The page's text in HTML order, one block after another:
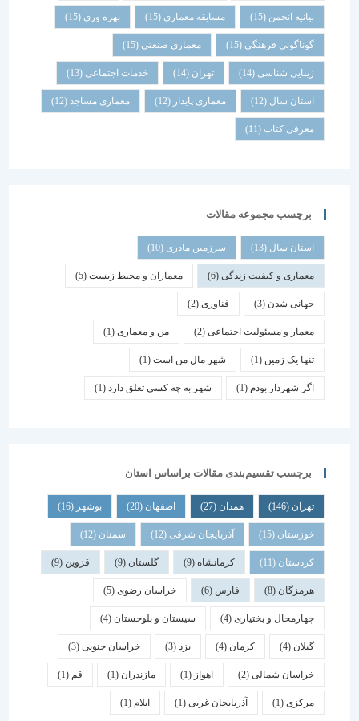
بیانیه انجمن(15) مسابقه معماری (15) بهره وری(15)
گوناگونی فرهنگی (15) معماری صنعتی(15)
زیبایی شناسی (14) تهران خدمات اجتماعی (13)
استان سال(12) معماری پایدار (12) معماری مساجد(12)
معرفی کتاب(11)
برچسب مجموعه مقالات
استان سال(13) سرزمین مادری(10)
معماری و کیفیت زندگی(6) معماران و محیط زیست(5)
جهانی شدن(3) فناوری (2)
معمار و مسئولیت اجتماعی (2) من و معماری (1)
تنها یک زمین(1) شهر مال من است(1)
اگر شهردار بودم (1) شهر به چه کسی تعلق دارد(1)
برچسب تقسیم‌بندی مقالات براساس استان
همدان اصفهان (20) بوشهر
خوزستان(15) آذربایجان شرقی(12) سمنان (12)
کردستان(11) کرمانشاه(9) گلستان (9) قزوین
هرمزگان(8) فارس خراسان رضوی(5)
چهارمحال و بختیاری (4) سیستان و بلوچستان(4)
کرمان یزد خراسان جنوبی(3)
خراسان شمالی(2) اهواز مازندران(1) قم
(1) آذربایجان غربی(1) ایلام